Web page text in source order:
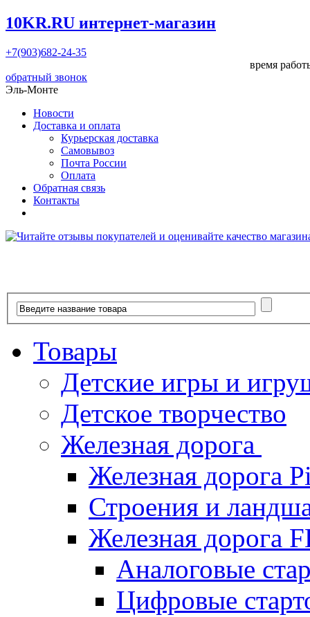
10KR.RU интернет-магазин
+7(903)682-24-35
время
обратный звонок
Эль-Монте
Новости
Доставка и оплата
Курьерская доставка
Самовывоз
Почта России
Оплата
Обратная связь
Контакты
Товары
Детские игры и
Детское творчество
Железная дорога
Железная дорога
Строения и
Железная дорога
Аналоговые
Цифровые